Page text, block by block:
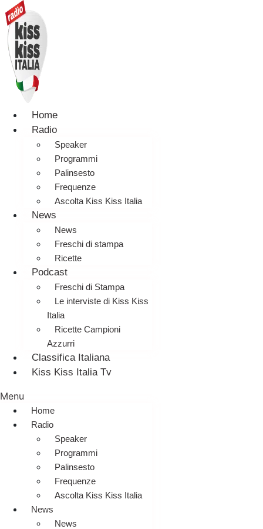
Home
Radio
Speaker
Programmi
Palinsesto
Frequenze
Ascolta Kiss Kiss Italia
News
News
Freschi di stampa
Ricette
Podcast
Freschi di Stampa
Le interviste di Kiss Kiss
Italia
Ricette Campioni
Azzurri
Classifica Italiana
Kiss Kiss Italia Tv
Menu
Home
Radio
Speaker
Programmi
Palinsesto
Frequenze
Ascolta Kiss Kiss Italia
News
News